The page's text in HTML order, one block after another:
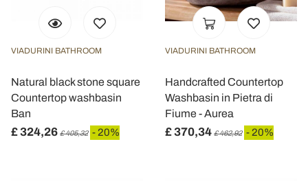
VIADURINI BATHROOM
Natural black stone square
Countertop washbasin
Ban
£ 324,26 £ 405,32 - 20%
VIADURINI BATHROOM
Handcrafted Countertop
Washbasin in Pietra di
Fiume - Aurea
£ 370,34 £ 462,92 - 20%